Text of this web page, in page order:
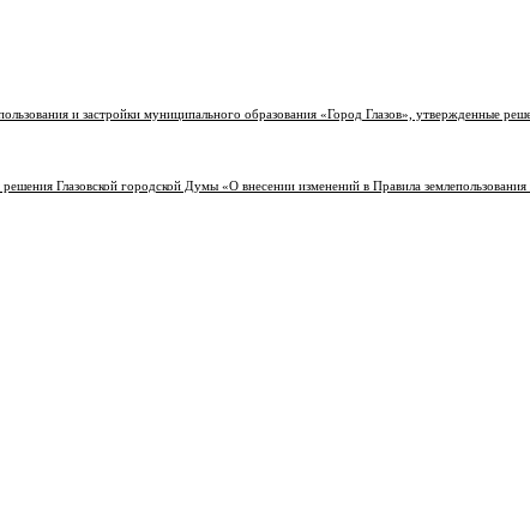
и застройки муниципального образования «Город Глазов», утвержденные
Глазовской городской Думы «О внесении изменений в Правила